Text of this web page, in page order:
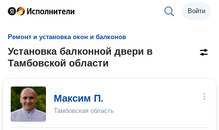
Войти
Ремонт и установка окон и балконов
Установка балконной двери в
Тамбовской области
Максим П.
Тамбовская область